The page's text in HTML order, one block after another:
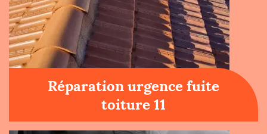
Réparation urgence fuite
toiture 11